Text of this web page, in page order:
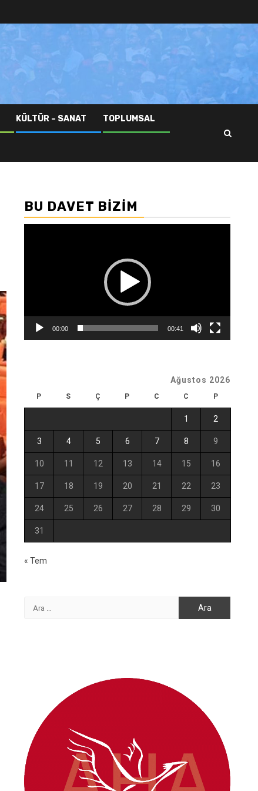
KÜLTÜR – SANAT TOPLUMSAL
BU DAVET BIZIM
00:00 00:41
Ağustos 2026
P S Ç P C C P
1 2
3 4 5 6 7 8 9
10 11 12 13 14 15 16
17 18 19 20 21 22 23
24 25 26 27 28 29 30
31
« Tem